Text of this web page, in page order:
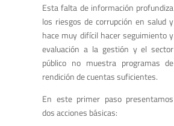
Esta falta de información profundiza
los riesgos de corrupción en salud y
hace muy difícil hacer seguimiento y
evaluación a la gestión y el sector
público no muestra programas de
rendición de cuentas suficientes.
En este primer paso presentamos
dos acciones básicas: